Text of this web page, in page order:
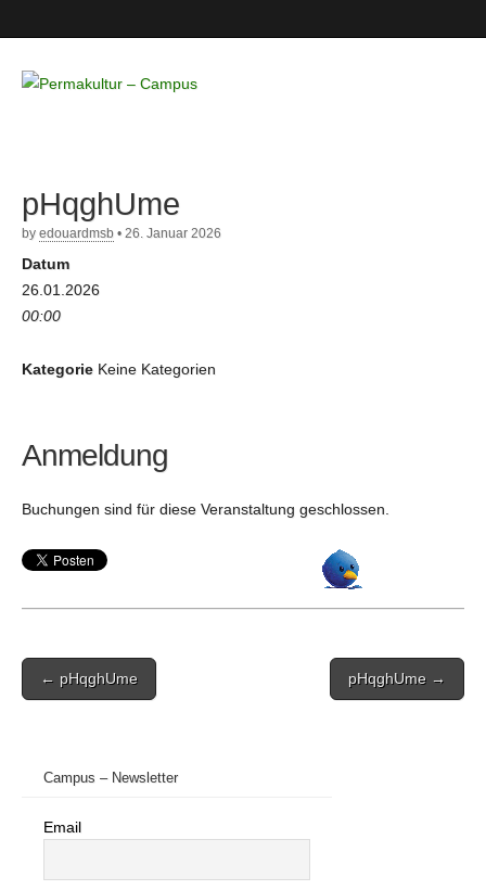
– Campus
pHqghUme
by edouardmsb • 26. Januar 2026
Datum
26.01.2026
00:00
Kategorie Keine Kategorien
Anmeldung
Buchungen sind für diese Veranstaltung geschlossen.
Post
navigation
← pHqghUme pHqghUme →
Campus – Newsletter
Email